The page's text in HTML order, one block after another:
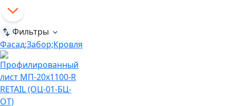
Фильтры
Фасад;Забор;Кровля